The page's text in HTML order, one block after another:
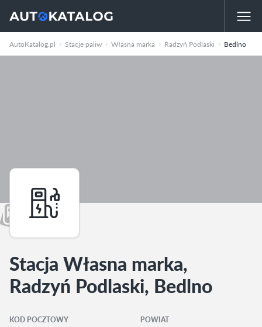
AutoKatalog.pl Stacje paliw Własna marka Radzyń Podlaski Bedlno
Stacja Własna marka,
Radzyń Podlaski, Bedlno
KOD POCZTOWY POWIAT